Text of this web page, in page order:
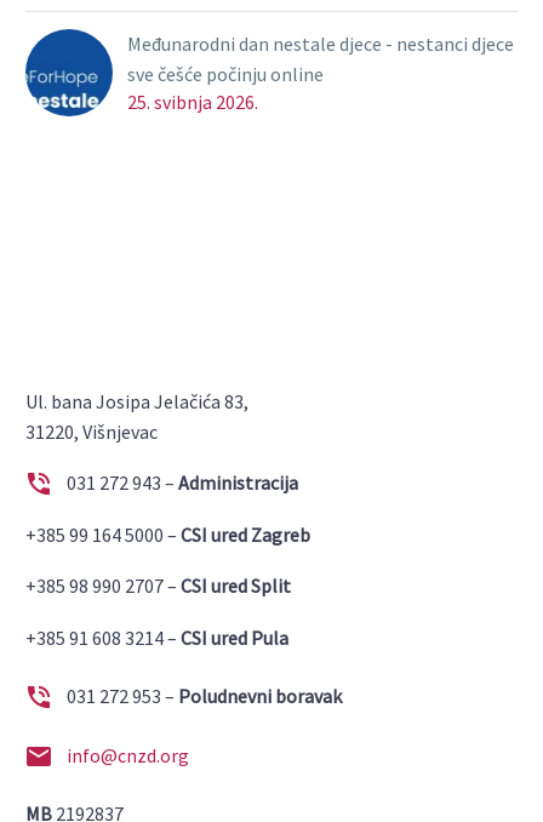
Međunarodni dan nestale djece - nestanci djece
sve češće počinju online
25. svibnja 2026.
Ul. bana Josipa Jelačića 83,
31220, Višnjevac

 031 272 943 – Administracija
+385 99 164 5000 – CSI ured Zagreb
+385 98 990 2707 – CSI ured Split
+385 91 608 3214 – CSI ured Pula

 031 272 953 – Poludnevni boravak

 info@cnzd.org
MB 2192837